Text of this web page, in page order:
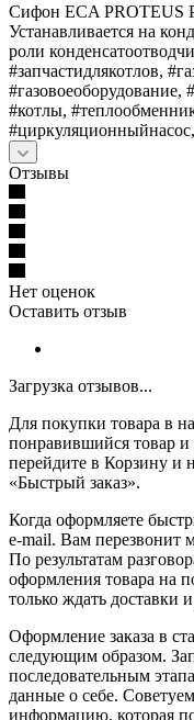
Сифон ECA PROTEUS
Устанавливается на
роли
#запчастидлякотлов,
#газовоеоборудование,
#котлы,
Отзывы
Нет оценок
Оставить отзыв
Загрузка отзывов...
Для покупки товара в
понравившийся товар и
перейдите в Корзину и
«Быстрый заказ».
Когда оформляете
e-mail. Вам перезвонит
По результатам
оформления товара на
только ждать доставки
Оформление заказа в
следующим образом.
последовательным
данные о себе.
информацию, которая